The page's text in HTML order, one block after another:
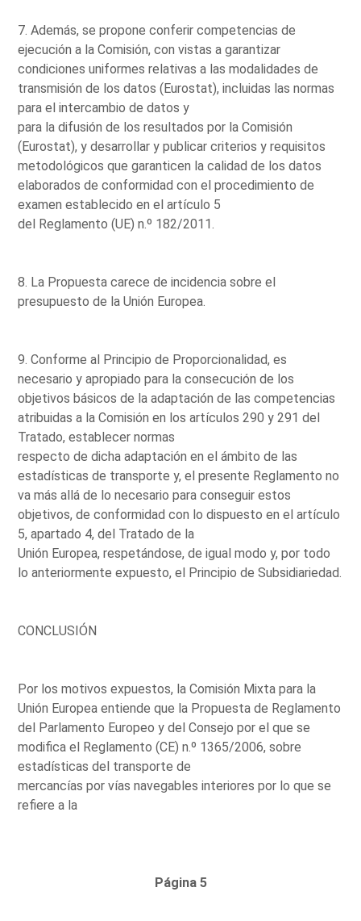
7. Además, se propone conferir competencias de
ejecución a la Comisión, con vistas a garantizar
condiciones uniformes relativas a las modalidades de
transmisión de los datos (Eurostat), incluidas las normas
para el intercambio de datos y
para la difusión de los resultados por la Comisión
(Eurostat), y desarrollar y publicar criterios y requisitos
metodológicos que garanticen la calidad de los datos
elaborados de conformidad con el procedimiento de
examen establecido en el artículo 5
del Reglamento (UE) n.º 182/2011.
8. La Propuesta carece de incidencia sobre el
presupuesto de la Unión Europea.
9. Conforme al Principio de Proporcionalidad, es
necesario y apropiado para la consecución de los
objetivos básicos de la adaptación de las competencias
atribuidas a la Comisión en los artículos 290 y 291 del
Tratado, establecer normas
respecto de dicha adaptación en el ámbito de las
estadísticas de transporte y, el presente Reglamento no
va más allá de lo necesario para conseguir estos
objetivos, de conformidad con lo dispuesto en el artículo
5, apartado 4, del Tratado de la
Unión Europea, respetándose, de igual modo y, por todo
lo anteriormente expuesto, el Principio de Subsidiariedad.
CONCLUSIÓN
Por los motivos expuestos, la Comisión Mixta para la
Unión Europea entiende que la Propuesta de Reglamento
del Parlamento Europeo y del Consejo por el que se
modifica el Reglamento (CE) n.º 1365/2006, sobre
estadísticas del transporte de
mercancías por vías navegables interiores por lo que se
refiere a la
Página 5